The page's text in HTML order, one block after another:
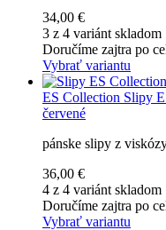
34,00 €
3 z 4 variánt skladom
Doručíme zajtra po
Vybrať variantu
ES Collection Slipy
červené
pánske slipy z
36,00 €
4 z 4 variánt skladom
Doručíme zajtra po
Vybrať variantu